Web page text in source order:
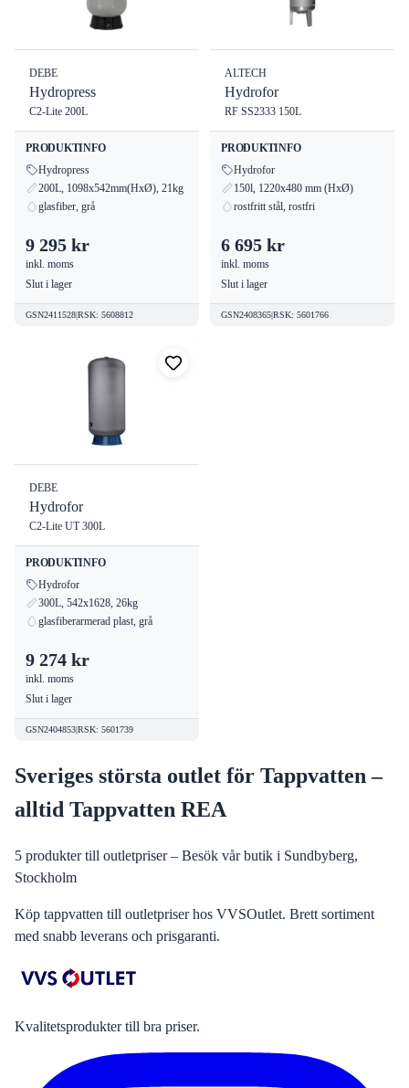
DEBE
Hydropress
C2-Lite 200L
PRODUKTINFO
Hydropress
200L, 1098x542mm(HxØ), 21kg
glasfiber, grå
9 295 kr
inkl. moms
Slut i lager
GSN2411528|RSK: 5608812
ALTECH
Hydrofor
RF SS2333 150L
PRODUKTINFO
Hydrofor
150l, 1220x480 mm (HxØ)
rostfritt stål, rostfri
6 695 kr
inkl. moms
Slut i lager
GSN2408365|RSK: 5601766
DEBE
Hydrofor
C2-Lite UT 300L
PRODUKTINFO
Hydrofor
300L, 542x1628, 26kg
glasfiberarmerad plast, grå
9 274 kr
inkl. moms
Slut i lager
GSN2404853|RSK: 5601739
Sveriges största outlet för Tappvatten –
alltid Tappvatten REA
5 produkter till outletpriser – Besök vår butik i Sundbyberg,
Stockholm
Köp tappvatten till outletpriser hos VVSOutlet. Brett sortiment
med snabb leverans och prisgaranti.
Kvalitetsprodukter till bra priser.